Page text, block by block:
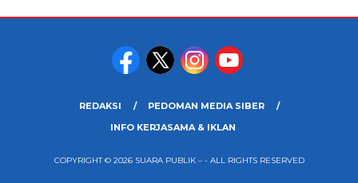
REDAKSI
PEDOMAN MEDIA SIBER
INFO KERJASAMA & IKLAN
COPYRIGHT © 2026 SUARA PUBLIK – - ALL RIGHTS RESERVED